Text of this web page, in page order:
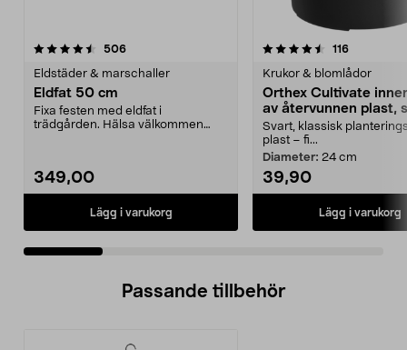
506recensioner
Eldstäder & marschaller
Eldfat 50 cm
Fixa festen med eldfat i
trädgården. Hälsa välkommen
349,00
Lägg i varukorg
4.5 av 5 stjärnor 116
Krukor & blomlådor
Orthex Cultivate
av återvunnen plast,
Svart, klassisk
plast – fi...
Diameter: 24 cm
39,90
Lägg i varukorg
4.5 av 5 stjärnor
Passande tillbehör